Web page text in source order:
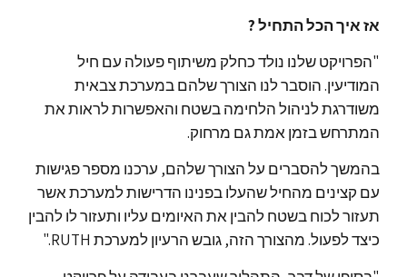
אז איך הכל התחיל ?
"הפרויקט שלנו נולד כחלק משיתוף פעולה עם חיל
המודיעין. הוסבר לנו הצורך שלהם במערכת צבאית
משודרגת לניהול הלחימה בשטח והאפשרות לראות את
המתרחש בזמן אמת גם מרחוק.
בהמשך להסברים על הצורך שלהם, ערכנו מספר פגישות
עם קצינים מהחיל שהעלו בפנינו הדרישות למערכת אשר
תעזור לכוח בשטח להבין את האיומים עליו ותעזור לו להבין
כיצד לפעול. מהצורך הזה, גובש הרעיון למערכת RUTH."